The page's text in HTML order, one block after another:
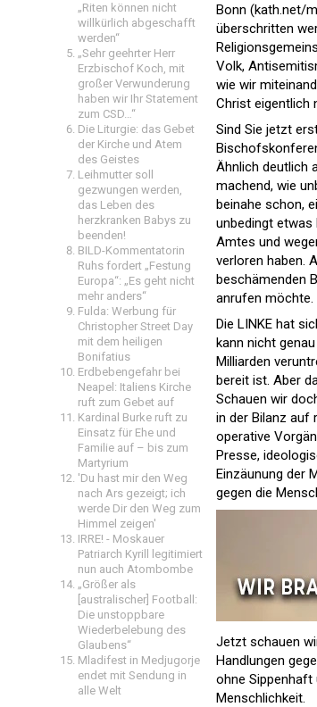
„Riten können nicht
willkürlich abgeschafft
werden“
„Sehr geehrter Herr
Erzbischof Koch, mit
großer Verwunderung
haben wir Ihr Statement
zum CSD…“
Die Liturgie: das Gebet
der Kirche und Atem
des Geistes
Leihmutter soll
gezwungen werden,
das Leben des
herzkranken Babys zu
beenden!
BILD-Kommentatorin
Ruhs fordert „Festung
Europa“: „Es geht nicht
mehr anders“
Fulda: Werbung für
Christopher Street Day
mit dem heiligen
Bonifatius
Erdbebengefahr bei
Neapel: Italiens Kirche
ruft zum Gebet auf
Kardinal Burke ruft zu
Einsatz für Ehe und
Familie auf – bis zum
Martyrium
'Du hast mir den Weg
nach Ars gezeigt; ich
werde Dir den Weg zum
Himmel zeigen'
IRRE! - Moskauer
Patriarch Kyrill legitimiert
nun auch Atombombe
„Größer als
[australischer] Football:
Die unstoppbare
Wiederbelebung des
Glaubens“
Mladifest in Medjugorje
endet mit Sendung in
alle Welt
Bonn (kath.net/
überschritten
Volk,
wie wir
Christ eigentlich
Sind Sie jetzt
Ähnlich deutlich
machend, wie
beinahe schon,
unbedingt etwas
Amtes und
verloren haben.
beschämenden
anrufen möchte.
Die LINKE hat
kann nicht
Milliarden
bereit ist. Aber
Schauen wir
in der Bilanz auf
operative
Presse,
Einzäunung der
gegen die
Jetzt schauen
Handlungen
ohne Sippenhaft
Menschlichkeit.